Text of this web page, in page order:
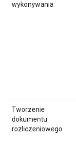
wykonywania
Tworzenie
dokumentu
rozliczeniowego